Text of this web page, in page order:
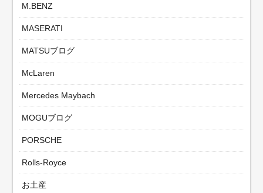
M.BENZ
MASERATI
MATSUブログ
McLaren
Mercedes Maybach
MOGUブログ
PORSCHE
Rolls-Royce
お土産